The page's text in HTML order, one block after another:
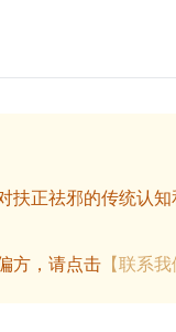
扶正祛邪的传统认
方，请点击 【联系我